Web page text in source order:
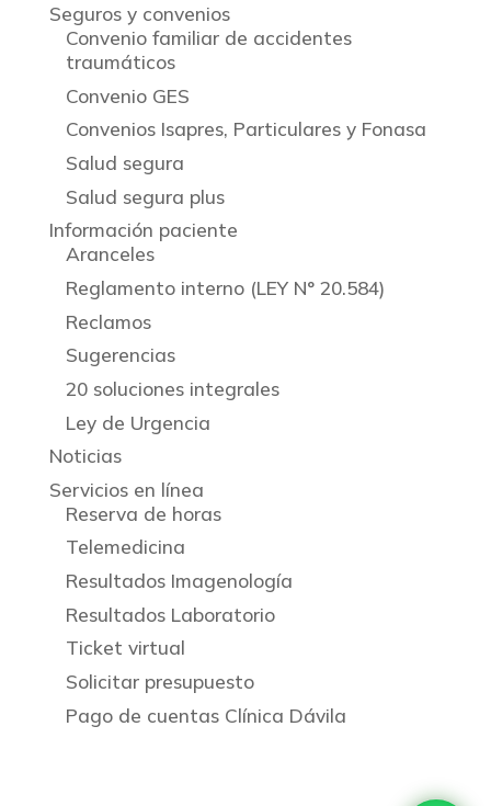
Seguros y convenios
Convenio familiar de accidentes
traumáticos
Convenio GES
Convenios Isapres, Particulares y Fonasa
Salud segura
Salud segura plus
Información paciente
Aranceles
Reglamento interno (LEY N° 20.584)
Reclamos
Sugerencias
20 soluciones integrales
Ley de Urgencia
Noticias
Servicios en línea
Reserva de horas
Telemedicina
Resultados Imagenología
Resultados Laboratorio
Ticket virtual
Solicitar presupuesto
Pago de cuentas Clínica Dávila